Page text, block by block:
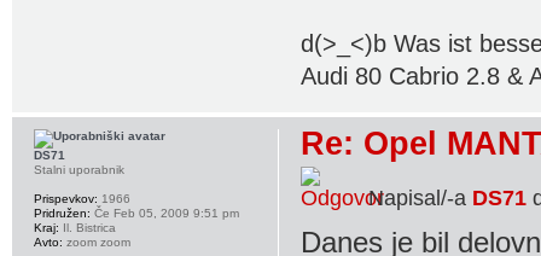
d(>_<)b Was ist
Audi 80 Cabrio 2.8 &
Re: Opel
Napisal/-a DS71
Danes je bil
DS71
Stalni uporabnik
Prispevkov: 1966
Pridružen: Če Feb 05, 2009 9:51 pm
Kraj: Il. Bistrica
Avto: zoom zoom